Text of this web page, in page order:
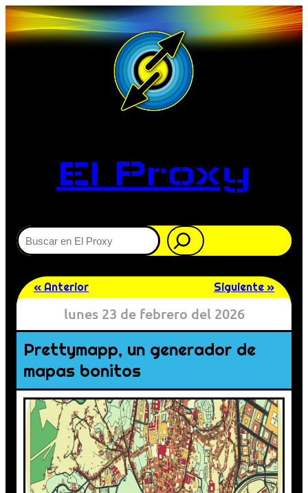
El Proxy
Buscar
« Anterior Siguiente »
lunes 23 de febrero del 2026
Prettymapp, un generador de
mapas bonitos